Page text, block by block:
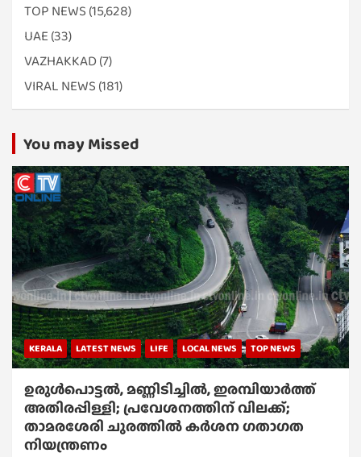
TOP NEWS (15,628)
UAE (33)
VAZHAKKAD(7)
VIRAL NEWS (181)
You may Missed
KERALA LATEST NEWS LIFE LOCAL NEWS TOP NEWS
ഉരുൾപൊട്ടൽ, മണ്ണിടിച്ചിൽ, ഇരമ്പിയാര്‍ത്ത്
അതിരപ്പിള്ളി; പ്രവേശനത്തിന് വിലക്ക്;
താമരശേരി ചുരത്തില്‍ കര്‍ശന ഗതാഗത
നിയന്ത്രണം